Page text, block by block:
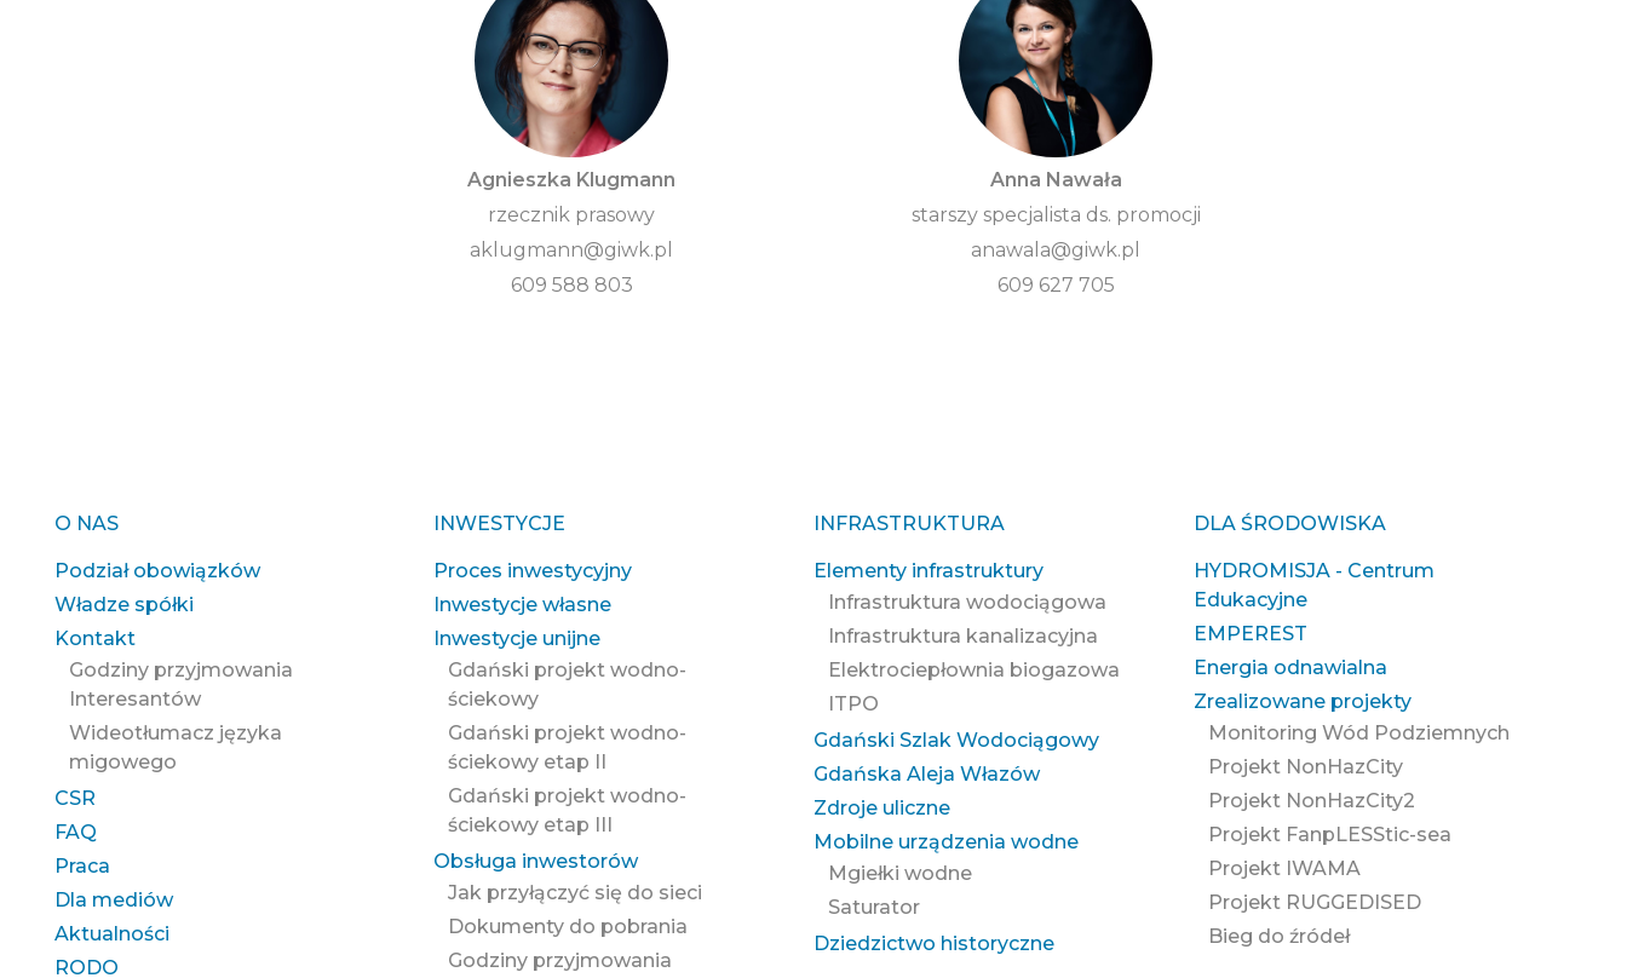
Agnieszka Klugmann
rzecznik prasowy
aklugmann@giwk.pl
609 588 803
Anna Nawała
starszy specjalista ds. promocji
anawala@giwk.pl
609 627 705
O NAS
Podział obowiązków
Władze spółki
Kontakt
Godziny przyjmowania
Interesantów
Wideotłumacz języka
migowego
CSR
FAQ
Praca
Dla mediów
Aktualności
RODO
INWESTYCJE
Proces inwestycyjny
Inwestycje własne
Inwestycje unijne
Gdański projekt wodno-
ściekowy
Gdański projekt wodno-
ściekowy etap II
Gdański projekt wodno-
ściekowy etap III
Obsługa inwestorów
Jak przyłączyć się do sieci
Dokumenty do pobrania
Godziny przyjmowania
INFRASTRUKTURA
Elementy infrastruktury
Infrastruktura wodociągowa
Infrastruktura kanalizacyjna
Elektrociepłownia biogazowa
ITPO
Gdański Szlak Wodociągowy
Gdańska Aleja Włazów
Zdroje uliczne
Mobilne urządzenia wodne
Mgiełki wodne
Saturator
Dziedzictwo historyczne
DLA ŚRODOWISKA
HYDROMISJA - Centrum
Edukacyjne
EMPEREST
Energia odnawialna
Zrealizowane projekty
Monitoring Wód Podziemnych
Projekt NonHazCity
Projekt NonHazCity2
Projekt FanpLESStic-sea
Projekt IWAMA
Projekt RUGGEDISED
Bieg do źródeł